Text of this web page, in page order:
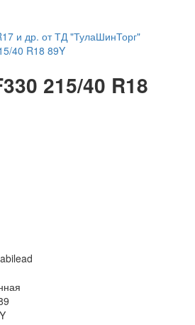
и др. от ТД "ТулаШинТорг"
40 R18 89Y
215/40 R18